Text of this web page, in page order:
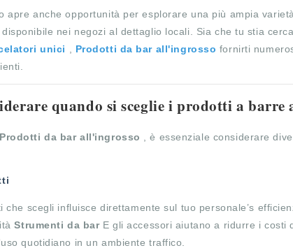
apre anche opportunità per esplorare una più ampia
nei negozi al dettaglio locali. Sia che tu stia
unici Prodotti da bar all'ingrosso fornirti
quando si sceglie i prodotti a
Prodotti da bar all'ingrosso
, è essenziale considerare
che scegli influisce direttamente sul tuo personale’s
Strumenti da bar E gli accessori aiutano a ridurre i costi
quotidiano in un ambiente traffico.